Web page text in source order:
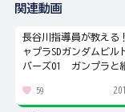
関連動画
長谷川指導員が教える
ャプラSDガンダムビル
バーズ01 ガンプラと
59